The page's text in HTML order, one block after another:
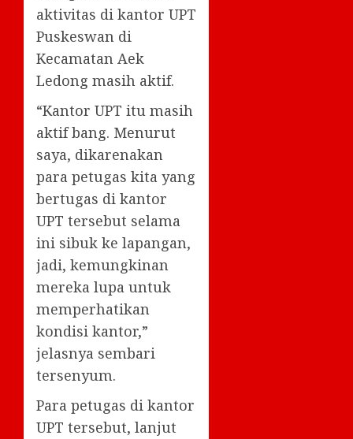
aktivitas di kantor UPT
Puskeswan di
Kecamatan Aek
Ledong masih aktif.
“Kantor UPT itu masih
aktif bang. Menurut
saya, dikarenakan
para petugas kita yang
bertugas di kantor
UPT tersebut selama
ini sibuk ke lapangan,
jadi, kemungkinan
mereka lupa untuk
memperhatikan
kondisi kantor,”
jelasnya sembari
tersenyum.
Para petugas di kantor
UPT tersebut, lanjut